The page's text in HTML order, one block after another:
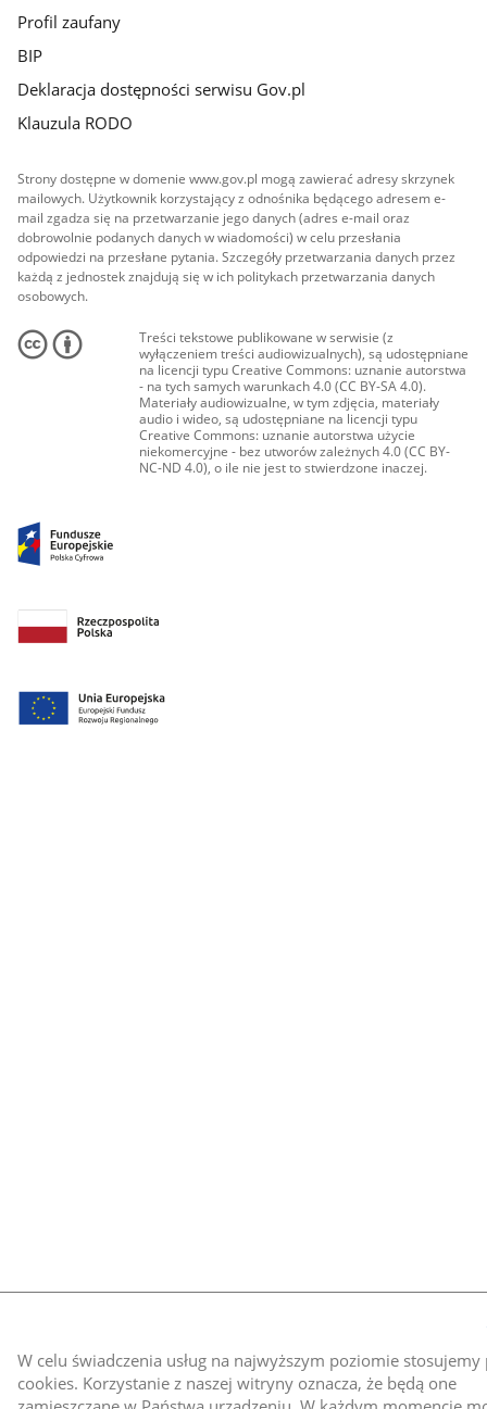
W celu świadczenia usług na najwyższym poziomie
cookies. Korzystanie z naszej witryny oznacza, że będą one
Profil zaufany
BIP
Deklaracja dostępności serwisu Gov.pl
Klauzula RODO
Strony dostępne w domenie www.gov.pl mogą zawierać adresy skrzynek
mailowych. Użytkownik korzystający z odnośnika będącego adresem e-
mail zgadza się na przetwarzanie jego danych (adres e-mail oraz
dobrowolnie podanych danych w wiadomości) w celu przesłania
odpowiedzi na przesłane pytania. Szczegóły przetwarzania danych przez
każdą z jednostek znajdują się w ich politykach przetwarzania danych
osobowych.
Treści tekstowe publikowane w serwisie (z
wyłączeniem treści audiowizualnych), są udostępniane
na licencji typu Creative Commons: uznanie autorstwa
- na tych samych warunkach 4.0 (CC BY-SA 4.0).
Materiały audiowizualne, w tym zdjęcia, materiały
audio i wideo, są udostępniane na licencji typu
Creative Commons: uznanie autorstwa użycie
niekomercyjne - bez utworów zależnych 4.0 (CC BY-
NC-ND 4.0), o ile nie jest to stwierdzone inaczej.